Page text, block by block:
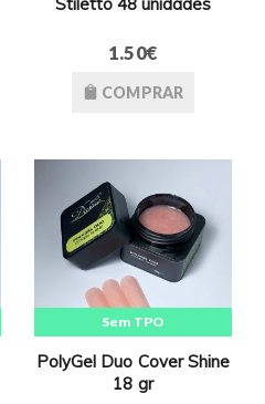
1.50€
COMPRAR
Sem TPO
PolyGel Duo Cover Shine
18 gr